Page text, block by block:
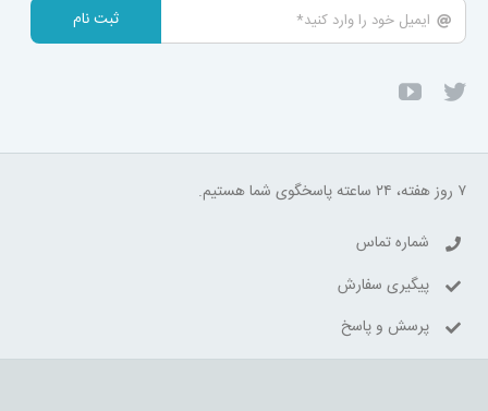
ثبت نام
۷ روز هفته، ۲۴ ساعته پاسخگوی شما هستیم.
شماره تماس
پیگیری سفارش
پرسش و پاسخ